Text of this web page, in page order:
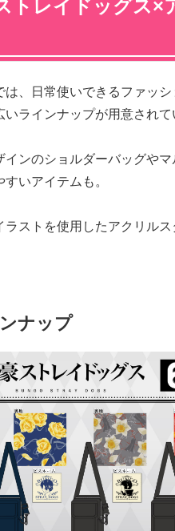
トレイドッグス
は、日常使いできるファッ
いラインナップが用意されて
インのショルダーバッグや
いアイテムも。
ラストを使用したアクリル
ナップ